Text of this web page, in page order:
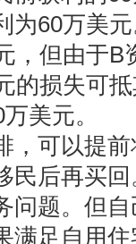
为60万美
，但由于B
的损失可
美元。
，可以提
民后再买
问题。但
满足自用